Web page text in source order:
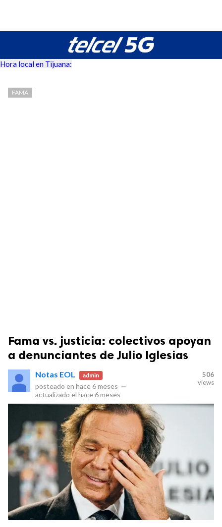
Hora local en Tijuana:
FAMA
Fama vs. justicia: colectivos apoyan
a denunciantes de Julio Iglesias
Notas EOL admin
posteado en hace 6 meses —
actualizado el hace 6 meses
506
views